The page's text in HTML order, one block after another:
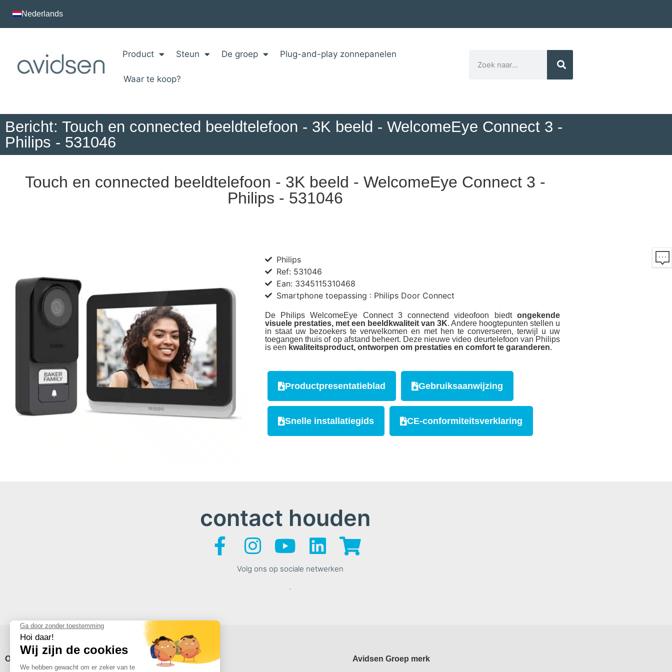
Nederlands
Product Steun De groep Plug-and-play zonnepanelen
Waar te koop?
Bericht: Touch en connected beeldtelefoon - 3K beeld - WelcomeEye Connect 3 -
Philips - 531046
Touch en connected beeldtelefoon - 3K beeld - WelcomeEye Connect 3 -
Philips - 531046
Philips
Ref: 531046
Ean: 3345115310468
Smartphone toepassing : Philips Door Connect
De Philips WelcomeEye Connect 3 connectend videofoon biedt ongekende
visuele prestaties, met een beeldkwaliteit van 3K. Andere hoogtepunten stellen u
in staat uw bezoekers te verwelkomen en met hen te converseren, terwijl u uw
toegangen thuis of op afstand beheert. Deze nieuwe video deurtelefoon van Philips
is een kwaliteitsproduct, ontworpen om prestaties en comfort te garanderen.
Productpresentatieblad Gebruiksaanwijzing
Snelle installatiegids CE-conformiteitsverklaring
contact houden
Volg ons op sociale netwerken
.
Over Avidsen Steun Avidsen Groep merk